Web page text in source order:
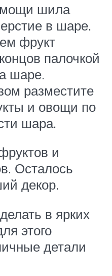
шила
в шаре.
фрукт
палочкой
шаре.
разместите
и овощи по
шара.
и
Осталось
декор.
в ярких
этого
детали